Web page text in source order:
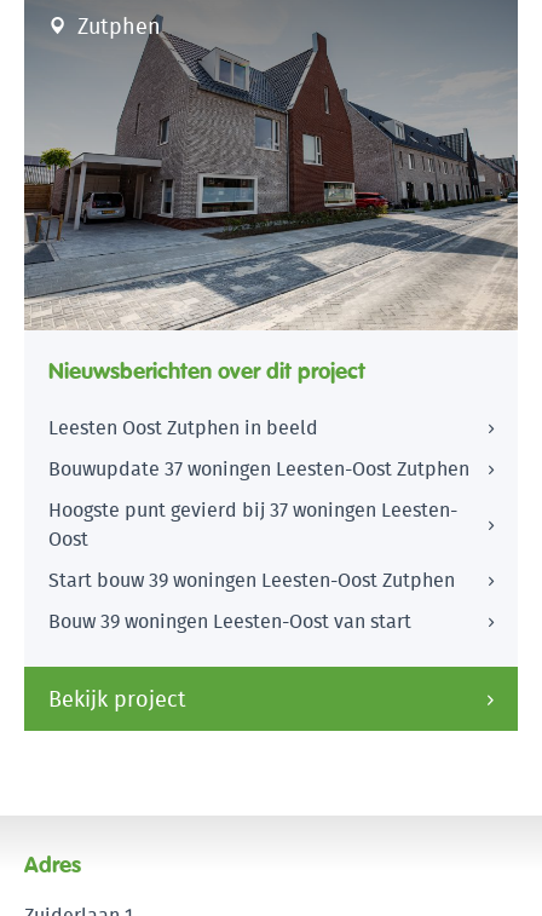
Zutphen
Nieuwsberichten over dit project
Leesten Oost Zutphen in beeld
Bouwupdate 37 woningen Leesten-Oost Zutphen
Hoogste punt gevierd bij 37 woningen Leesten-
Oost
Start bouw 39 woningen Leesten-Oost Zutphen
Bouw 39 woningen Leesten-Oost van start
Bekijk project
Adres